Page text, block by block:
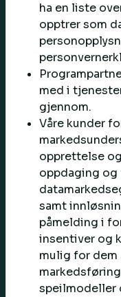
ha en liste
opptrer som
med i
gjennom.
Våre kunder
opprettelse
oppdaging og
samt
påmelding i
insentiver og
mulig for dem
speilmodeller